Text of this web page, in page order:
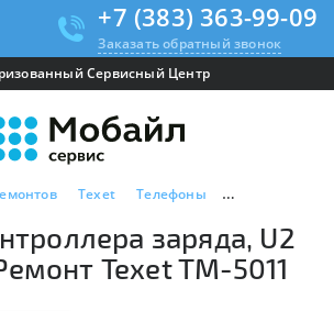
+7 (383) 363-99-09
Заказать обратный звонок
Сервисный Центр
Texet Телефоны Texet TM-5011
заряда, U2
Texet TM-5011